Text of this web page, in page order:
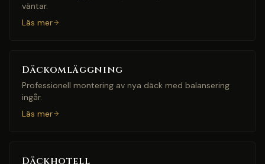
väntar.
Läs mer
Däckomläggning
Professionell montering av nya däck med balansering
ingår.
Läs mer
Däckhotell